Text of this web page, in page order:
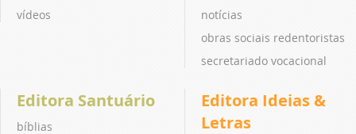
vídeos
notícias
obras sociais redentoristas
secretariado vocacional
Editora Santuário
bíblias
Editora Ideias &
Letras